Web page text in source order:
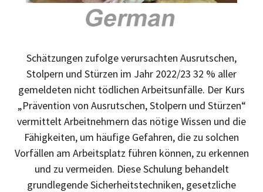
Schätzungen zufolge verursachten Ausrutschen,
Stolpern und Stürzen im Jahr 2022/23 32 % aller
gemeldeten nicht tödlichen Arbeitsunfälle. Der Kurs
„Prävention von Ausrutschen, Stolpern und Stürzen“
vermittelt Arbeitnehmern das nötige Wissen und die
Fähigkeiten, um häufige Gefahren, die zu solchen
Vorfällen am Arbeitsplatz führen können, zu erkennen
und zu vermeiden. Diese Schulung behandelt
grundlegende Sicherheitstechniken, gesetzliche